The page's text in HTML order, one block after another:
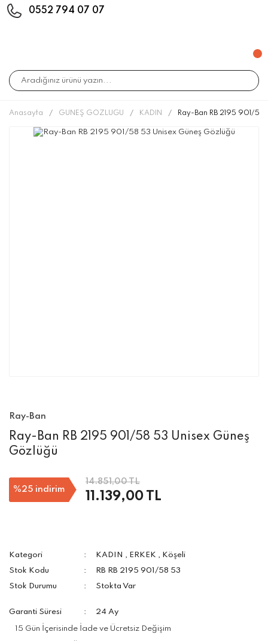
0552 794 07 07
Anasayfa GÜNEŞ GÖZLÜĞÜ KADIN Ray-Ban RB 2195 901/
Ray-Ban
Ray-Ban RB 2195 901/58 53 Unisex Güneş
Gözlüğü
%25 indirim
14.851,00 TL
11.139,00 TL
Kategori KADIN , ERKEK , Köşeli
Stok Kodu
RB RB 2195 901/58 53
Stok Durumu
Stokta Var
Garanti Süresi 24 Ay
15 Gün İçerisinde İade ve Ücretsiz Değişim